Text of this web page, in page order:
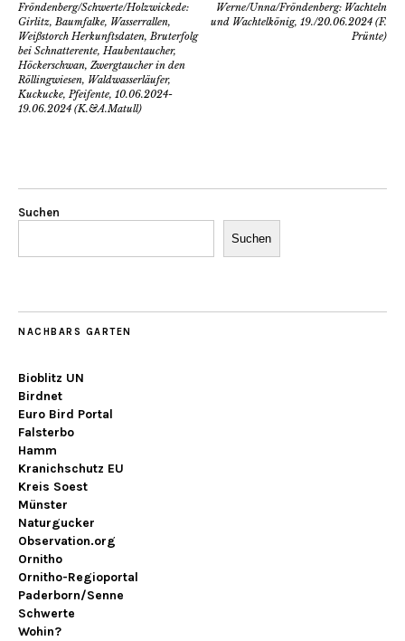
Fröndenberg/Schwerte/Holzwickede:
Girlitz, Baumfalke, Wasserrallen,
Weißstorch Herkunftsdaten, Bruterfolg
bei Schnatterente, Haubentaucher,
Höckerschwan, Zwergtaucher in den
Röllingwiesen, Waldwasserläufer,
Kuckucke, Pfeifente, 10.06.2024-
19.06.2024 (K.&A.Matull)
Werne/Unna/Fröndenberg: Wachteln
und Wachtelkönig, 19./20.06.2024 (F.
Prünte)
Suchen
Suchen
NACHBARS GARTEN
Bioblitz UN
Birdnet
Euro Bird Portal
Falsterbo
Hamm
Kranichschutz EU
Kreis Soest
Münster
Naturgucker
Observation.org
Ornitho
Ornitho-Regioportal
Paderborn/Senne
Schwerte
Wohin?